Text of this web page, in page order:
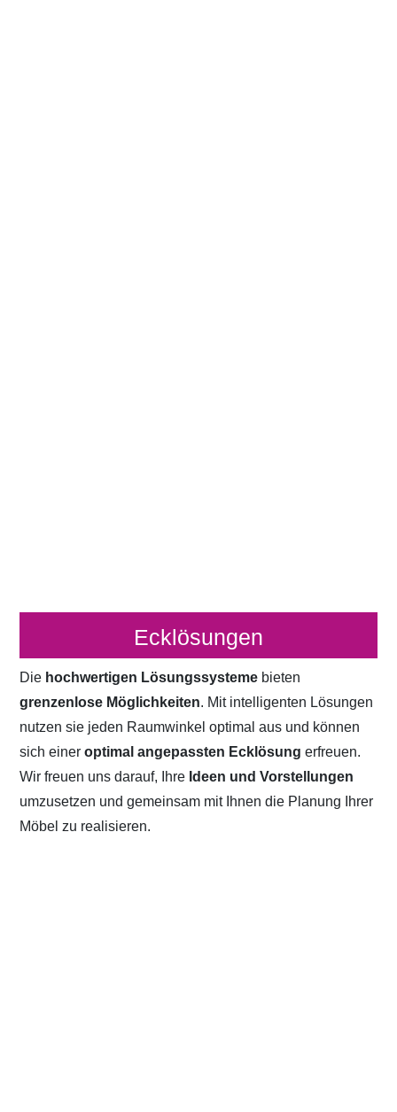
Ecklösungen
Die hochwertigen Lösungssysteme bieten
grenzenlose Möglichkeiten. Mit intelligenten Lösungen
nutzen sie jeden Raumwinkel optimal aus und können
sich eineroptimal angepassten Ecklösung erfreuen.
Wir freuen uns darauf, Ihre Ideen und Vorstellungen
umzusetzen und gemeinsam mit Ihnen die Planung Ihrer
Möbel zu realisieren.